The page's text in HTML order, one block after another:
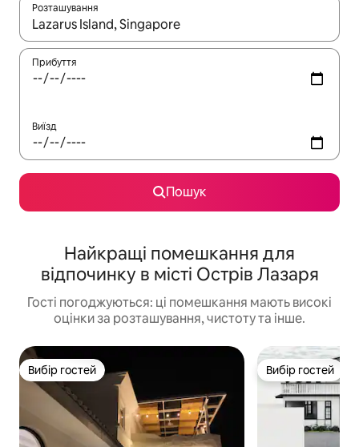
Розташування
Отримавши результати пошуку, використовуйте для
Прибуття
Виїзд
Пошук
Найкращі помешкання для
відпочинку в місті Острів Лазаря
Гості погоджуються: ці помешкання мають високі
оцінки за розташування, чистоту та інше.
Вибір гостей
Вибір гостей Вибір гостей
Вибір гостей